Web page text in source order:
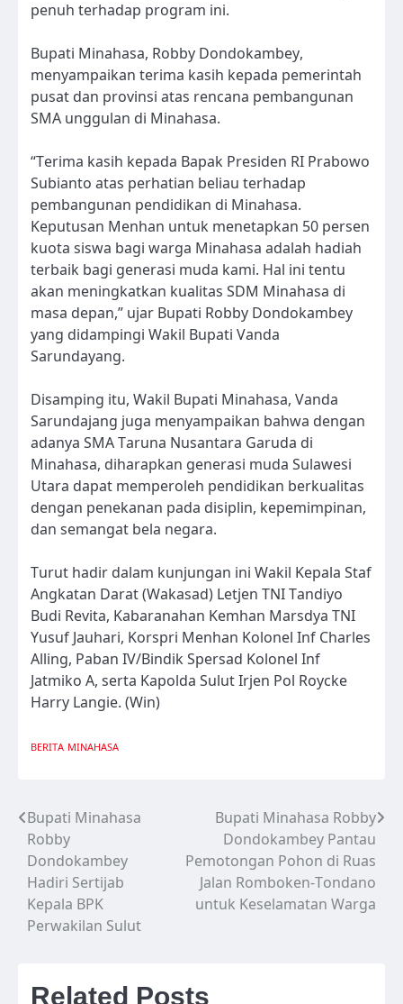
penuh terhadap program ini.
Bupati Minahasa, Robby Dondokambey,
menyampaikan terima kasih kepada pemerintah
pusat dan provinsi atas rencana pembangunan
SMA unggulan di Minahasa.
“Terima kasih kepada Bapak Presiden RI Prabowo
Subianto atas perhatian beliau terhadap
pembangunan pendidikan di Minahasa.
Keputusan Menhan untuk menetapkan 50 persen
kuota siswa bagi warga Minahasa adalah hadiah
terbaik bagi generasi muda kami. Hal ini tentu
akan meningkatkan kualitas SDM Minahasa di
masa depan,” ujar Bupati Robby Dondokambey
yang didampingi Wakil Bupati Vanda
Sarundayang.
Disamping itu, Wakil Bupati Minahasa, Vanda
Sarundajang juga menyampaikan bahwa dengan
adanya SMA Taruna Nusantara Garuda di
Minahasa, diharapkan generasi muda Sulawesi
Utara dapat memperoleh pendidikan berkualitas
dengan penekanan pada disiplin, kepemimpinan,
dan semangat bela negara.
Turut hadir dalam kunjungan ini Wakil Kepala Staf
Angkatan Darat (Wakasad) Letjen TNI Tandiyo
Budi Revita, Kabaranahan Kemhan Marsdya TNI
Yusuf Jauhari, Korspri Menhan Kolonel Inf Charles
Alling, Paban IV/Bindik Spersad Kolonel Inf
Jatmiko A, serta Kapolda Sulut Irjen Pol Roycke
Harry Langie. (Win)
BERITA MINAHASA
Navigasi
pos
Bupati Minahasa
Robby
Dondokambey
Hadiri Sertijab
Kepala BPK
Perwakilan Sulut
Bupati Minahasa Robby
Dondokambey Pantau
Pemotongan Pohon di Ruas
Jalan Romboken-Tondano
untuk Keselamatan Warga
Related Posts